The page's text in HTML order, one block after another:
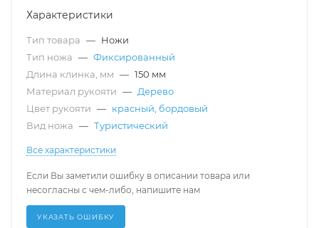
Характеристики
Тип товара — Ножи
Тип ножа — Фиксированный
Длина клинка, мм — 150 мм
Материал рукояти — Дерево
Цвет рукояти — красный, бордовый
Вид ножа — Туристический
Все характеристики
Если Вы заметили ошибку в описании товара или
несогласны с чем-либо, напишите нам
УКАЗАТЬ ОШИБКУ